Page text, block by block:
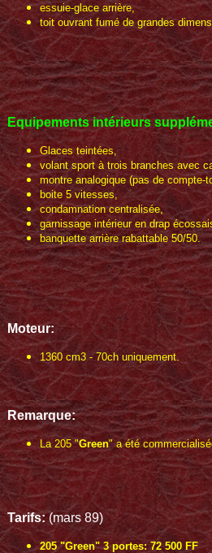
essuie-glace arrière,
toit ouvrant fumé de grandes
Equipements intérieurs
Glaces teintées,
volant sport à trois branches avec
montre analogique (pas de compte-
boite 5 vitesses,
condamnation centralisée,
garnissage intérieur en drap
banquette arrière rabattable 50/50.
Moteur:
1360 cm3 - 70ch uniquement.
Remarque:
La 205 "Green" a été
Tarifs:(mars 89)
205 "Green" 3 portes: 72 500 FF